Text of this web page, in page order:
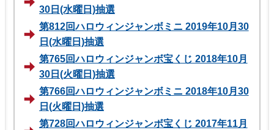
30日(水曜日)抽選
第812回ハロウィンジャンボミニ 2019年10月30
日(水曜日)抽選
第765回ハロウィンジャンボ宝くじ 2018年10月
30日(火曜日)抽選
第766回ハロウィンジャンボミニ 2018年10月30
日(火曜日)抽選
第728回ハロウィンジャンボ宝くじ 2017年11月